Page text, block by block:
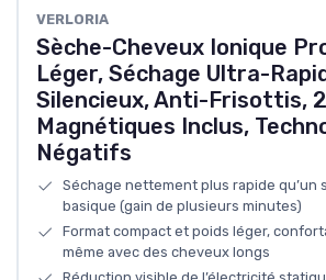
VERLORIA
Sèche-Cheveux Ionique
Léger, Séchage Ultra-
Silencieux, Anti-Frisottis,
Magnétiques Inclus,
Négatifs
Séchage nettement plus rapide qu’un
basique (gain de plusieurs minutes)
Format compact et poids léger,
même avec des cheveux longs